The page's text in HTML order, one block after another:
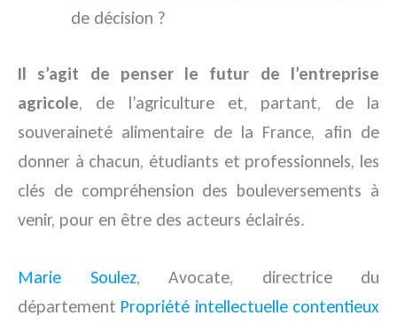
de décision ?
Il s’agit de penser le futur de l’entreprise
agricole, de l’agriculture et, partant, de la
souveraineté alimentaire de la France, afin de
donner à chacun, étudiants et professionnels, les
clés de compréhension des bouleversements à
venir, pour en être des acteurs éclairés.
Marie Soulez, Avocate, directrice du
département Propriété intellectuelle contentieux